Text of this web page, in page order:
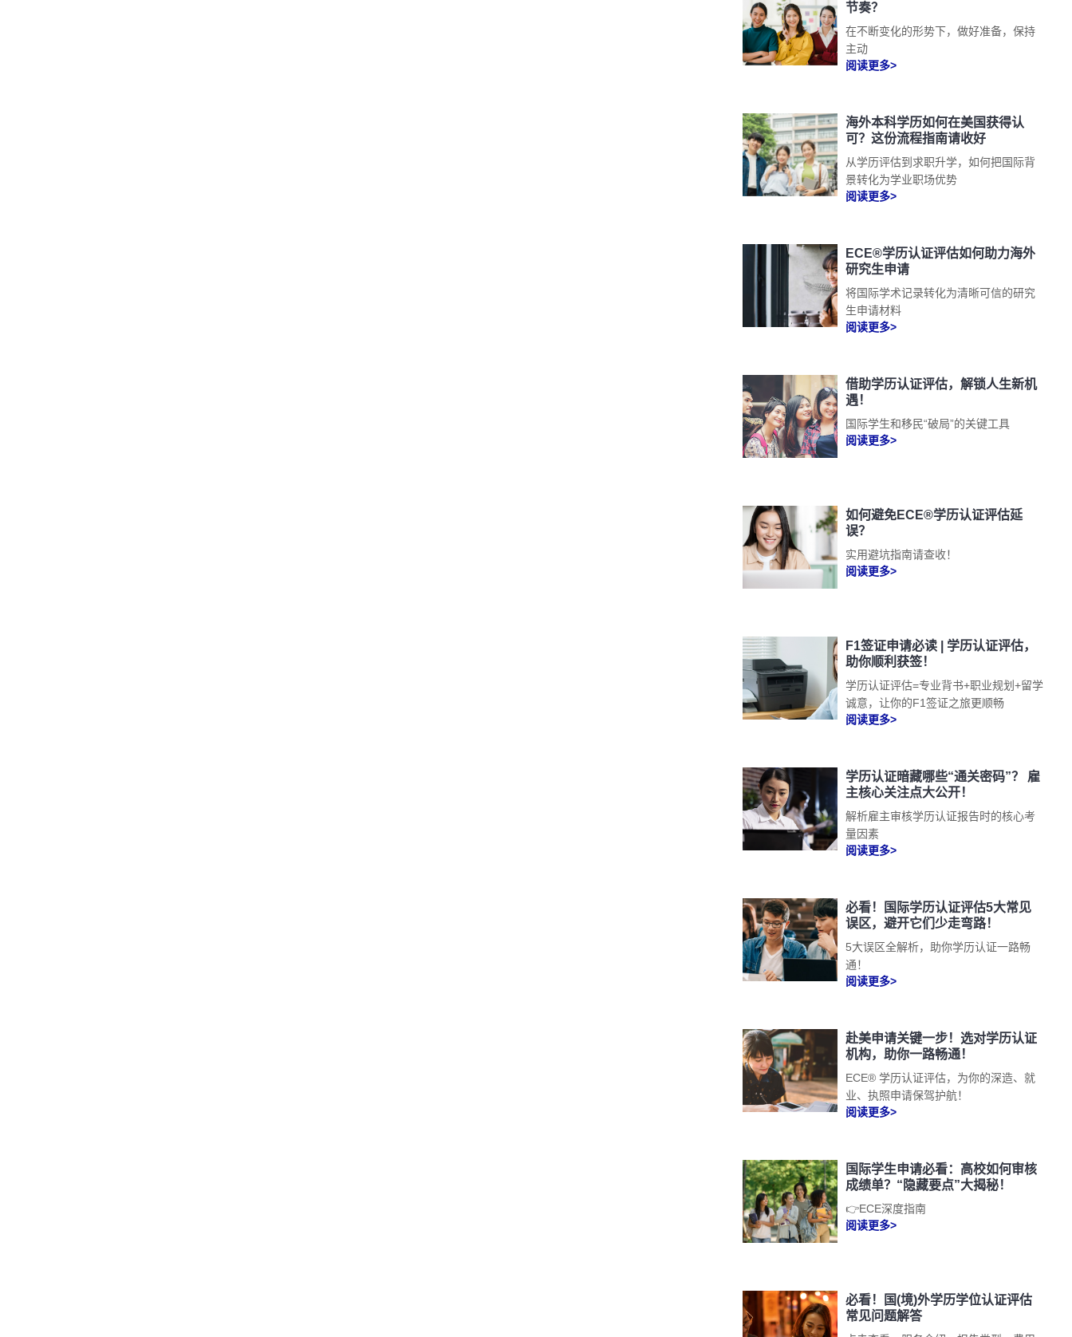
节奏？
在不断变化的形势下，做好准备，保持
主动
阅读更多>
海外本科学历如何在美国获得认
可？这份流程指南请收好
从学历评估到求职升学，如何把国际背
景转化为学业职场优势
阅读更多>
ECE®学历认证评估如何助力海外
研究生申请
将国际学术记录转化为清晰可信的研究
生申请材料
阅读更多>
借助学历认证评估，解锁人生新机
遇！
国际学生和移民“破局”的关键工具
阅读更多>
如何避免ECE®学历认证评估延
误？
实用避坑指南请查收！
阅读更多>
F1签证申请必读 | 学历认证评估，
助你顺利获签！
学历认证评估=专业背书+职业规划+留学
诚意，让你的F1签证之旅更顺畅
阅读更多>
学历认证暗藏哪些“通关密码”？ 雇
主核心关注点大公开！
解析雇主审核学历认证报告时的核心考
量因素
阅读更多>
必看！国际学历认证评估5大常见
误区，避开它们少走弯路！
5大误区全解析，助你学历认证一路畅
通！
阅读更多>
赴美申请关键一步！选对学历认证
机构，助你一路畅通！
ECE® 学历认证评估，为你的深造、就
业、执照申请保驾护航！
阅读更多>
国际学生申请必看：高校如何审核
成绩单？“隐藏要点”大揭秘！
👉ECE深度指南
阅读更多>
必看！国(境)外学历学位认证评估
常见问题解答